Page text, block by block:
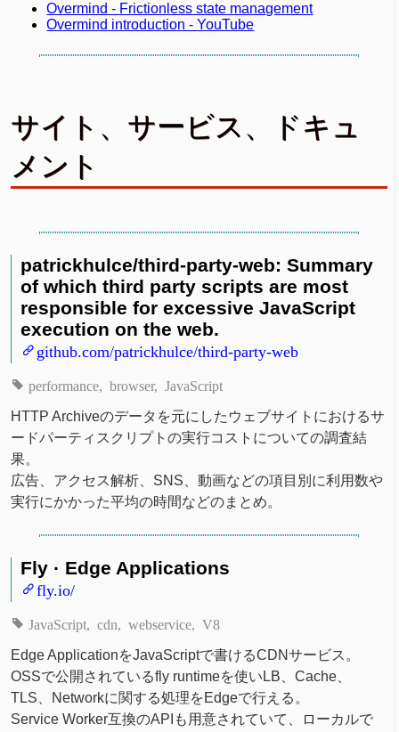
Overmind - Frictionless state management
Overmind introduction - YouTube
サイト、サービス、ドキュ
メント
patrickhulce/third-party-web: Summary
of which third party scripts are most
responsible for excessive JavaScript
execution on the web.
github.com/patrickhulce/third-party-web
performance browser JavaScript
HTTP Archiveのデータを元にしたウェブサイトにおけるサ
ードパーティスクリプトの実行コストについての調査結
果。
広告、アクセス解析、SNS、動画などの項目別に利用数や
実行にかかった平均の時間などのまとめ。
Fly · Edge Applications
fly.io/
JavaScript cdn webservice V8
Edge ApplicationをJavaScriptで書けるCDNサービス。
OSSで公開されているfly runtimeを使いLB、Cache、
TLS、Networkに関する処理をEdgeで行える。
Service Worker互換のAPIも用意されていて、ローカルで